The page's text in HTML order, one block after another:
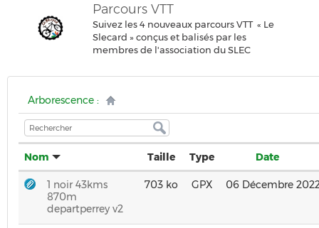
Parcours VTT
Suivez les 4 nouveaux parcours VTT « Le
Slecard » conçus et balisés par les
membres de l'association du SLEC
Arborescence :
Nom Taille Type Date
1 noir 43kms
870m
departperrey v2
703 ko GPX 06 Décembre